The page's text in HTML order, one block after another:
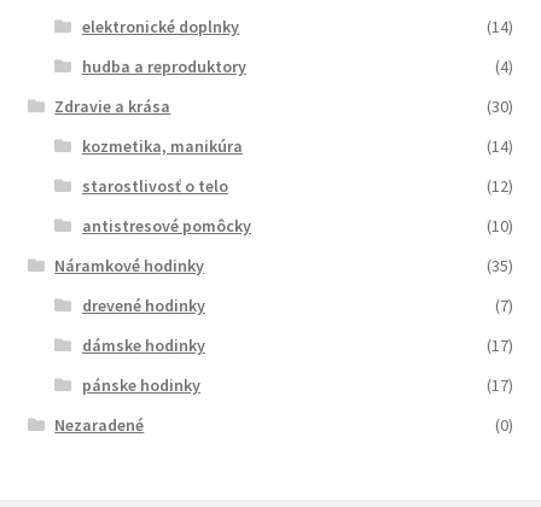
elektronické doplnky
(14)
hudba a reproduktory
(4)
Zdravie a krása
(30)
kozmetika, manikúra
(14)
starostlivosť o telo
(12)
antistresové pomôcky
(10)
Náramkové hodinky
(35)
drevené hodinky
(7)
dámske hodinky
(17)
pánske hodinky
(17)
Nezaradené
(0)